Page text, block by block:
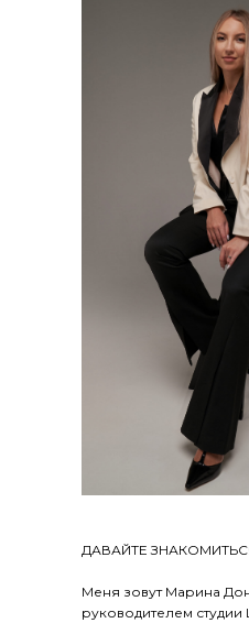
ДАВАЙТЕ
Меня зовут Марина
руководителем студии